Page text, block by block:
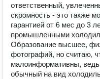
ответственный,
скромность - это также
гарантией от 6 мес до 3
промышленными
Образование высшее,
фотографий, но считаю,
малоинформативны,
обычный на вид